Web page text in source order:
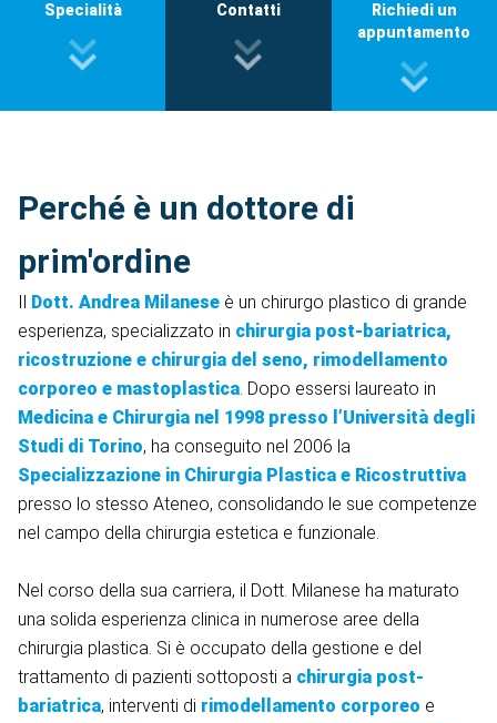
Specialità Contatti
Richiedi un
appuntamento
Perché è un dottore di
prim'ordine
Dott. Andrea Milanese è un chirurgo plastico di grande
esperienza, specializzato in chirurgia post-bariatrica,
ricostruzione e chirurgia del seno, rimodellamento
corporeo e mastoplastica. Dopo essersi laureato in
Medicina e Chirurgia nel 1998 presso l’Università degli
Studi di Torino, ha conseguito nel 2006 la
Specializzazione in Chirurgia Plastica e Ricostruttiva
presso lo stesso Ateneo, consolidando le sue competenze
nel campo della chirurgia estetica e funzionale.
Nel corso della sua carriera, il Dott. Milanese ha maturato
una solida esperienza clinica in numerose aree della
chirurgia plastica. Si è occupato della gestione e del
trattamento di pazienti sottoposti a chirurgia post-
bariatrica, interventi di rimodellamento corporeo e